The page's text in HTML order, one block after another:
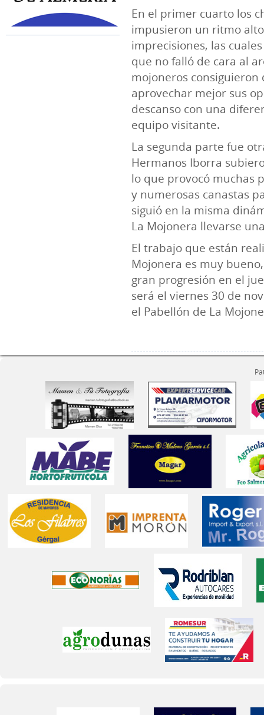
En el primer cuarto los
impusieron un ritmo
imprecisiones, las
que no falló de cara al
mojoneros
aprovechar mejor sus
descanso con una
equipo visitante.
La segunda parte fue
Hermanos Iborra
lo que provocó muchas
y numerosas canastas
siguió en la misma
La Mojonera llevarse
El trabajo que están
Mojonera es muy
gran progresión en el
será el viernes 30 de
el Pabellón de La